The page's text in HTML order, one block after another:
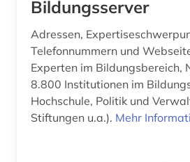
Bildungsserver
Adressen,
Telefonnummern und
Experten im Bildungsbereich,
8.800 Institutionen im
Hochschule, Politik und
Stiftungen u.a.). Mehr